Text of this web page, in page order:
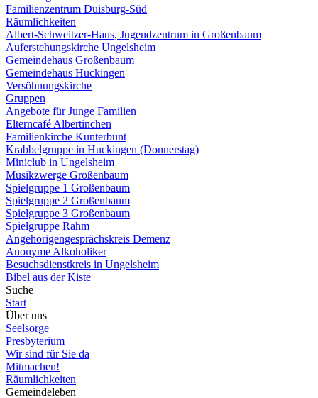
Familienzentrum Duisburg-Süd
Räumlichkeiten
Albert-Schweitzer-Haus, Jugendzentrum in Großenbaum
Auferstehungskirche Ungelsheim
Gemeindehaus Großenbaum
Gemeindehaus Huckingen
Versöhnungskirche
Gruppen
Angebote für Junge Familien
Elterncafé Albertinchen
Familienkirche Kunterbunt
Krabbelgruppe in Huckingen (Donnerstag)
Miniclub in Ungelsheim
Musikzwerge Großenbaum
Spielgruppe 1 Großenbaum
Spielgruppe 2 Großenbaum
Spielgruppe 3 Großenbaum
Spielgruppe Rahm
Angehörigengesprächskreis Demenz
Anonyme Alkoholiker
Besuchsdienstkreis in Ungelsheim
Bibel aus der Kiste
Suche
Start
Über uns
Seelsorge
Presbyterium
Wir sind für Sie da
Mitmachen!
Räumlichkeiten
Gemeindeleben